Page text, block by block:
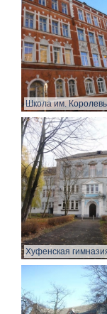
Школа им.
Хуфенская